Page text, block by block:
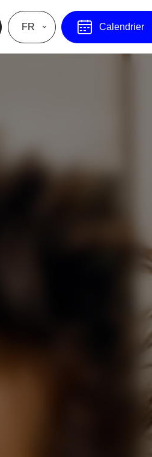
FR Calendrier